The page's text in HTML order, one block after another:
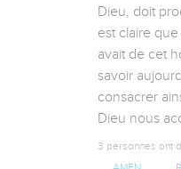
Dieu, doit
est claire
avait de cet
savoir
consacrer
Dieu nous
3 personnes ont